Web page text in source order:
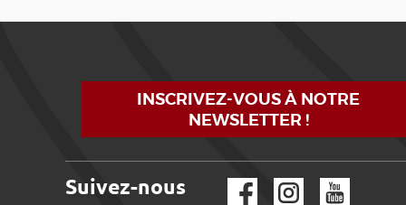
INSCRIVEZ-VOUS À NOTRE
NEWSLETTER !
Suivez-nous